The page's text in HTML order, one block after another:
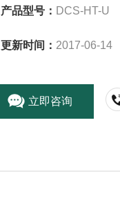
产品型号： DCS-HT-U
更新时间： 2017-06-14
立即咨询